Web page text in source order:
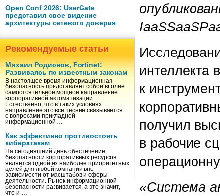
Open Conf 2026: UserGate
представил свое видение
архитектуры сетевого доверия
Рекомендуемые статьи
Михаил Родионов, Fortinet:
Развиваясь по известным законам
В настоящее время информационная
безопасность представляет собой вполне
самостоятельное мощное направление
корпоративной автоматизации.
Естественно, что в таких условиях
направление это все теснее связывается
с вопросами прикладной
информационной …
Как эффективно противостоять
кибератакам
На сегодняшний день обеспечение
безопасности корпоративных ресурсов
является одной из наиболее приоритетных
целей для любой компании вне
зависимости от масштабов и сферы
деятельности. Рынок информационной
безопасности развивается, а это значит,
что и …
интеллекта
к
получил
в рабочие
«Система